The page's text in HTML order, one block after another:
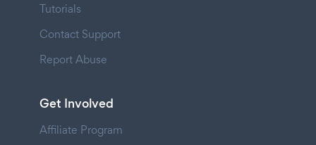
Tutorials
Contact Support
Report Abuse
Get Involved
Affiliate Program